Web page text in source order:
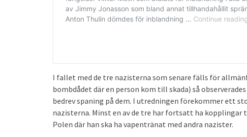
I fallet med de tre nazisterna som senare fälls för
bombdådet där en person kom till skada) så
bedrev spaning på dem. I utredningen förekommer ett
nazisterna. Minst en av de tre har fortsatt ha
Polen där han ska ha vapentränat med andra nazister.